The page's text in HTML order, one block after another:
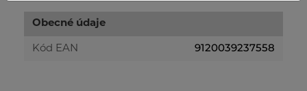
Obecné údaje
Kód EAN 9120039237558